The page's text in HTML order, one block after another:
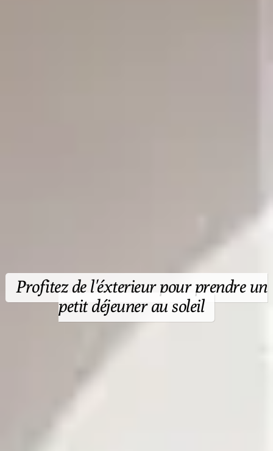
Profitez de l'éxterieur pour prendre un
petit déjeuner au soleil